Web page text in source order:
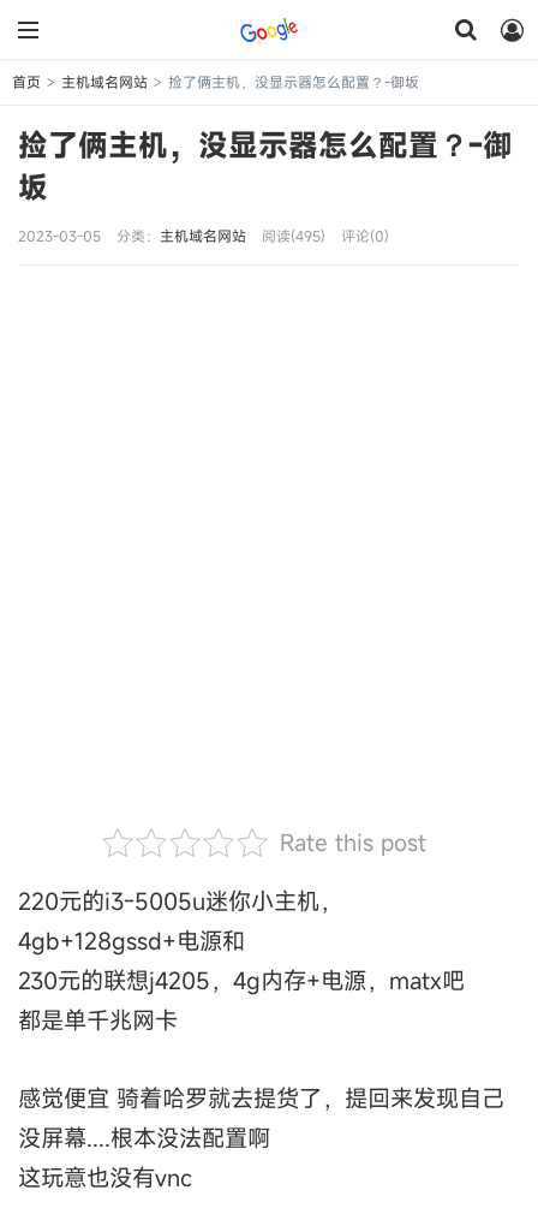
首页 > 主机域名网站 > 捡了俩主机，没显示器怎么配置？-御坂
捡了俩主机，没显示器怎么配置？-御
坂
2023-03-05 分类： 主机域名网站 阅读(495) 评论(0)
Rate this post
220元的i3-5005u迷你小主机，
4gb+128gssd+电源和
230元的联想j4205，4g内存+电源，matx吧
都是单千兆网卡
感觉便宜 骑着哈罗就去提货了，提回来发现自己
没屏幕....根本没法配置啊
这玩意也没有vnc